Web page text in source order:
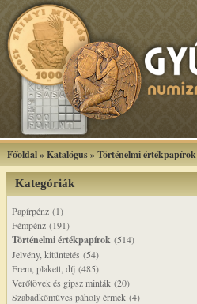
Főoldal»Katalógus»Történelmi értékpapírok
Kategóriák
Papírpénz (1)
Fémpénz (191)
Történelmi értékpapírok (514)
Jelvény, kitüntetés (54)
Érem, plakett, díj (485)
Verőtövek és gipsz minták (20)
Szabadkőműves páholy érmek (4)